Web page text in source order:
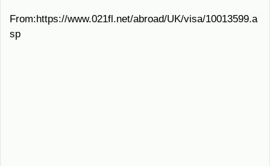
From:https://www.021fl.net/abroad/UK/visa/10013599.a
sp